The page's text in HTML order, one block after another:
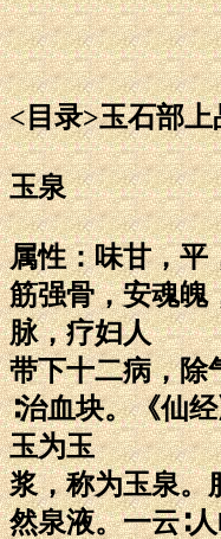
<目录>玉石部上
玉泉
属性：味甘，平
筋强骨，安魂魄
脉，疗妇人
带下十二病，除
∶治血块。《仙
玉为玉
浆，称为玉泉。
然泉液。一云∶